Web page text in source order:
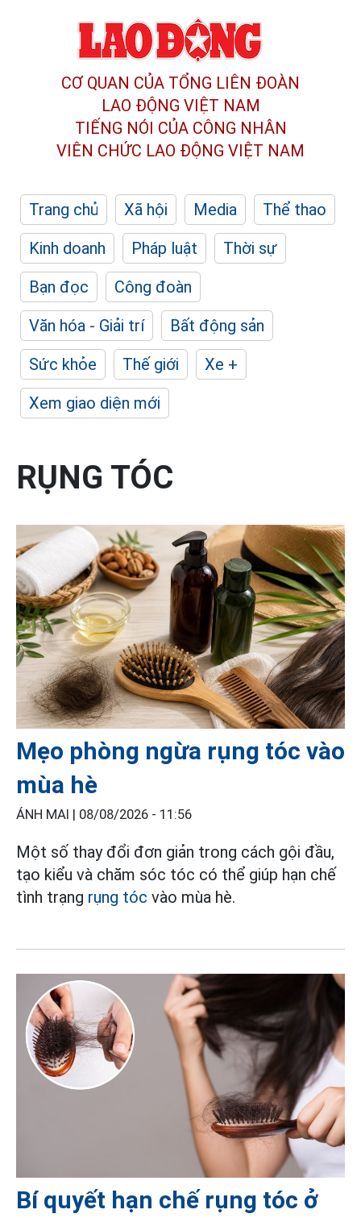
CƠ QUAN CỦA TỔNG LIÊN ĐOÀN
LAO ĐỘNG VIỆT NAM
TIẾNG NÓI CỦA CÔNG NHÂN
VIÊN CHỨC LAO ĐỘNG VIỆT NAM
Trang chủ Xã hội Media
Thể thao
Kinh doanh
Pháp luật
Thời sự
Bạn đọc
Công đoàn
Văn hóa - Giải trí
Bất động sản
Sức khỏe
Thế giới
Xe +
Xem giao diện mới
RỤNG TÓC
Mẹo phòng ngừa rụng tóc vào
mùa hè
ÁNH MAI | 08/08/2026 - 11:56
Một số thay đổi đơn giản trong cách gội đầu,
tạo kiểu và chăm sóc tóc có thể giúp hạn chế
tình trạng rụng tóc vào mùa hè.
Bí quyết hạn chế rụng tóc ở